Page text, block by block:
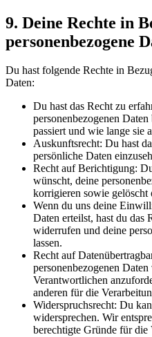
9. Deine Rechte in
personenbezogene
Du hast folgende Rechte in
Daten:
Du hast das Recht zu
personenbezogenen
passiert und wie lange sie
Auskunftsrecht: Du hast
persönliche Daten
Recht auf Berichtigung:
wünscht, deine
korrigieren sowie gelöscht
Wenn du uns deine
Daten erteilst, hast du
widerrufen und deine
lassen.
Recht auf
personenbezogenen
Verantwortlichen
anderen für die
Widerspruchsrecht: Du
widersprechen. Wir
berechtigte Gründe für die